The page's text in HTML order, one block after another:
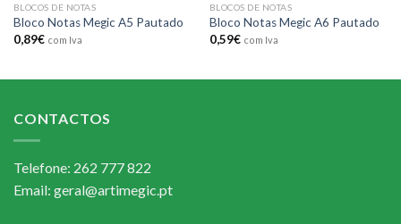
BLOCOS DE NOTAS
Bloco Notas Megic A5 Pautado
0,89€ com Iva
BLOCOS DE NOTAS
Bloco Notas Megic A6 Pautado
0,59€ com Iva
CONTACTOS
Telefone: 262 777 822
Email: geral@artimegic.pt